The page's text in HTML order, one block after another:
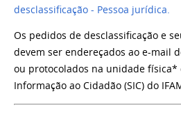
desclassificação - Pessoa jurídica.
Os pedidos de desclassificação e
devem ser endereçados ao e-mail
ou protocolados na unidade física*
Informação ao Cidadão (SIC) do